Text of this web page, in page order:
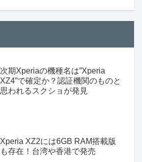
次期Xperiaの機種名は”Xperia
XZ4”で確定か？認証機関のものと
思われるスクショが発見
Xperia XZ2には6GB RAM搭載版
も存在！台湾や香港で発売